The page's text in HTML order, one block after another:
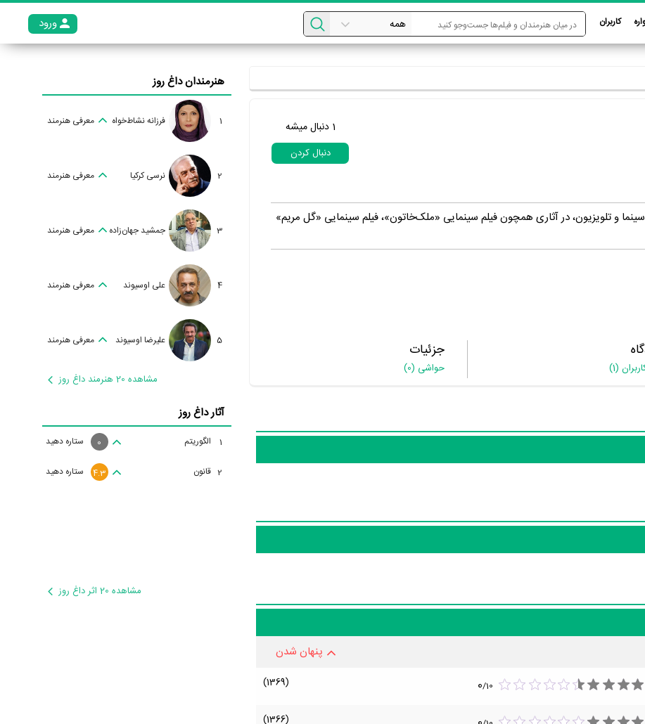
کاربران ورود
1 دنبال میشه
دنبال کردن
و تلویزیون، در آثاری همچون فیلم سینمایی «ملک‌خاتون»، فیلم سینمایی «گل مریم»
(1)
جزئیات
حواشی (0)
پنهان شدن
0/10
(1369)
(1366)
هنرمندان داغ روز
1 فرزانه نشاط‌خواه معرفی هنرمند
2 نرسی کرکیا معرفی هنرمند
3 جمشید جهان‌زاده معرفی هنرمند
4 علی اوسیوند معرفی هنرمند
5 علیرضا اوسیوند معرفی هنرمند
مشاهده 20 هنرمند داغ روز
آثار داغ روز
1 الگوریتم ستاره دهید 0
2 قانون ستاره دهید 4.3
مشاهده 20 اثر داغ روز